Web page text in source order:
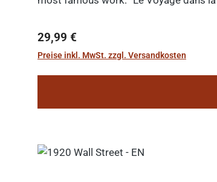
Regulärer Preis:
29,99 €
Preise inkl. MwSt. zzgl. Versandkosten